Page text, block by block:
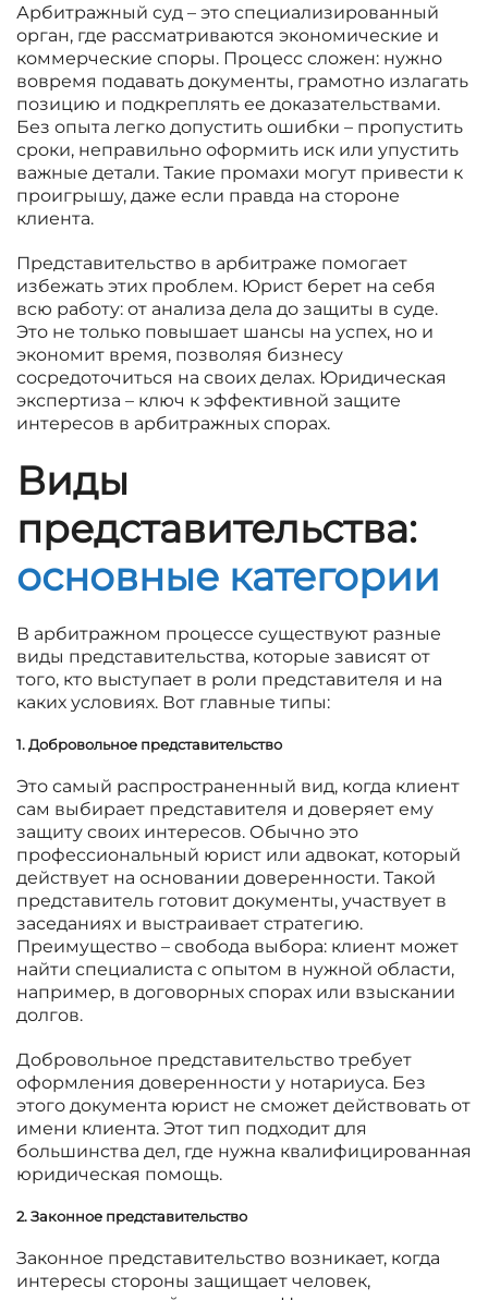
Арбитражный суд – это специализированный
орган, где рассматриваются экономические и
коммерческие споры. Процесс сложен: нужно
вовремя подавать документы, грамотно излагать
позицию и подкреплять ее доказательствами.
Без опыта легко допустить ошибки – пропустить
сроки, неправильно оформить иск или упустить
важные детали. Такие промахи могут привести к
проигрышу, даже если правда на стороне
клиента.
Представительство в арбитраже помогает
избежать этих проблем. Юрист берет на себя
всю работу: от анализа дела до защиты в суде.
Это не только повышает шансы на успех, но и
экономит время, позволяя бизнесу
сосредоточиться на своих делах. Юридическая
экспертиза – ключ к эффективной защите
интересов в арбитражных спорах.
Виды
представительства:
основные категории
В арбитражном процессе существуют разные
виды представительства, которые зависят от
того, кто выступает в роли представителя и на
каких условиях. Вот главные типы:
1. Добровольное представительство
Это самый распространенный вид, когда клиент
сам выбирает представителя и доверяет ему
защиту своих интересов. Обычно это
профессиональный юрист или адвокат, который
действует на основании доверенности. Такой
представитель готовит документы, участвует в
заседаниях и выстраивает стратегию.
Преимущество – свобода выбора: клиент может
найти специалиста с опытом в нужной области,
например, в договорных спорах или взыскании
долгов.
Добровольное представительство требует
оформления доверенности у нотариуса. Без
этого документа юрист не сможет действовать от
имени клиента. Этот тип подходит для
большинства дел, где нужна квалифицированная
юридическая помощь.
2. Законное представительство
Законное представительство возникает, когда
интересы стороны защищает человек,